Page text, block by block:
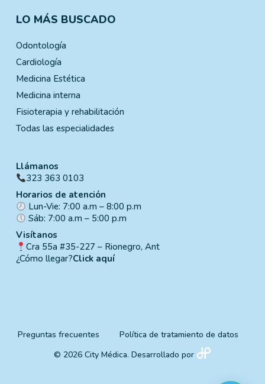
LO MÁS BUSCADO
Odontología
Cardiología
Medicina Estética
Medicina interna
Fisioterapia y rehabilitación
Todas las especialidades
Llámanos
323 363 0103
Horarios de atención
Lun-Vie: 7:00 a.m – 8:00 p.m
Sáb: 7:00 a.m – 5:00 p.m
Visítanos
Cra 55a #35-227 – Rionegro, Ant
¿Cómo llegar?Click aquí
Preguntas frecuentes
Política de tratamiento de datos
© 2026 City Médica. Desarrollado por